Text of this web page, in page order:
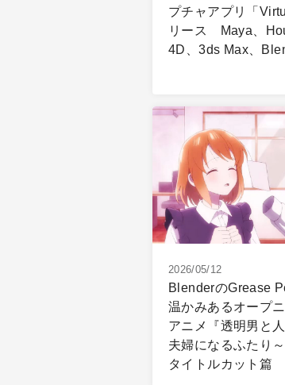
プチャアプリ「
リース Maya、
4D、3ds Max、
2026/05/12
BlenderのGrease
温かみあるオープ
アニメ『透明男と
夫婦になるふたり
タイトルカット篇